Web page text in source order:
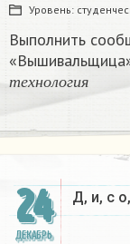
Уровень:
Выполнить
т ехн ол о г ия
технология
24
ДЕКАБРЬ
Д, и, с